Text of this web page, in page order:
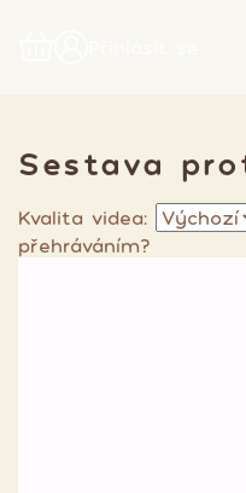
Sestava
Kvalita videa:
přehráváním?